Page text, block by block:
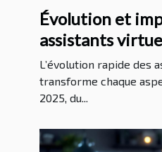
Évolution et
assistants
quotidien en
L’évolution rapide des
transforme chaque
2025, du...